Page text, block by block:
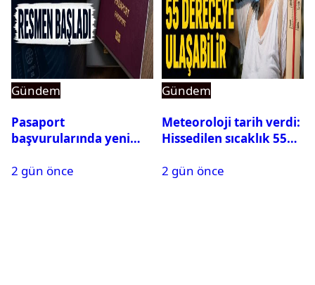
Gündem
Pasaport
başvurularında yeni
2 gün önce
Gündem
Meteoroloji tarih verdi:
Hissedilen sıcaklık 55
2 gün önce